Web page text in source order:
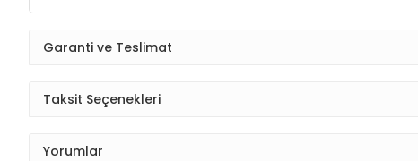
Garanti ve Teslimat
Taksit Seçenekleri
Yorumlar